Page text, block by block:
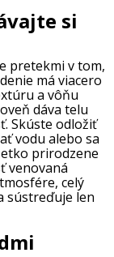
si
pretekmi v tom,
má viacero
a vôňu
dáva telu
Skúste odložiť
vodu alebo sa
prirodzene
venovaná
celý
sústreďuje len